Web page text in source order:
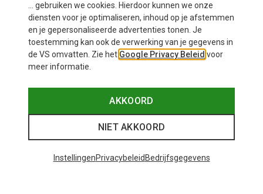
... gebruiken we cookies. Hierdoor kunnen we onze
diensten voor je optimaliseren, inhoud op je afstemmen
en je gepersonaliseerde advertenties tonen. Je
toestemming kan ook de verwerking van je gegevens in
de VS omvatten. Zie het Google Privacy Beleid voor
meer informatie.
AKKOORD
NIET AKKOORD
InstellingenPrivacybeleid Bedrijfsgegevens